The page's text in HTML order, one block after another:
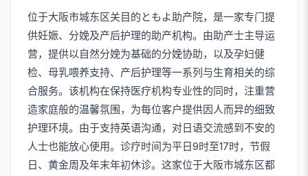
位于大阪市城东区关目的ともよ助产院，是一家专门提
供妊娠、分娩及产后护理的助产机构。由助产士主导运
营，提供以自然分娩为基础的分娩协助，以及孕妇健
检、母乳喂养支持、产后护理等一系列与生育相关的综
合服务。该机构在保持医疗机构专业性的同时，注重营
造家庭般的温馨氛围，为每位客户提供因人而异的细致
护理环境。由于支持英语沟通，对日语交流感到不安的
人士也能放心使用。诊疗时间为平日9时至17时，节假
日、黄金周及年末年初休诊。这家位于大阪市城东区都